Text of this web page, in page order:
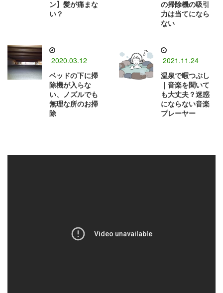
ン】髪が痛まな
い？
の掃除機の吸引
力は当てになら
ない
2020.03.12
ベッドの下に掃
除機が入らな
い、ノズルでも
無理な所のお掃
除
2021.11.24
温泉で暇つぶし
｜音楽を聞いて
も大丈夫？迷惑
にならない音楽
プレーヤー